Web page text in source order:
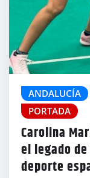
ANDALUCÍA
PORTADA
Carolina
el legado
deporte